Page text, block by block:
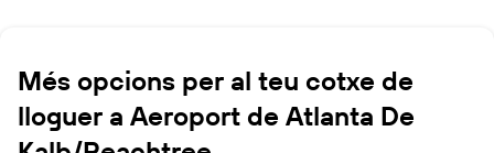
Més opcions per al teu cotxe de
lloguer a Aeroport de Atlanta De